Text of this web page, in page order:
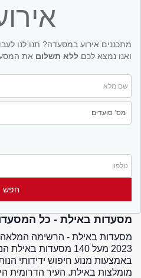
מתכננים אירוע במסעדה? תנו לנו
ואנו נמצא לכם ללא תשלום את
מסעדות באילת - כל
מסעדות באילת - הרשימה
2023 מעל 140 מסעדות
באמצעות מנוע חיפוש ידידותי
מומלצות באילת. העיר הדרומית